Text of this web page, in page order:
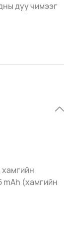
дуу чимээг
mAh (хамгийн